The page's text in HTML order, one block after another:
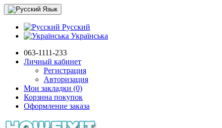
Язык
Русский
Українська
063-1111-233
Личный кабинет
Регистрация
Авторизация
Мои закладки (0)
Корзина покупок
Оформление заказа